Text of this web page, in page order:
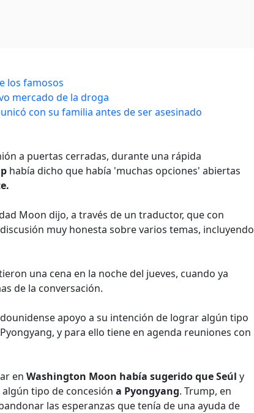
los famosos
mercado de la droga
con su familia antes de ser asesinado
a puertas cerradas, durante una rápida
había dicho que había 'muchas opciones' abiertas
Moon dijo, a través de un traductor, que con
muy honesta sobre varios temas, incluyendo
una cena en la noche del jueves, cuando ya
de la conversación.
apoyo a su intención de lograr algún tipo
y para ello tiene en agenda reuniones con
en Washington Moon había sugerido que Seúl y
tipo de concesión a Pyongyang. Trump, en
las esperanzas que tenía de una ayuda de